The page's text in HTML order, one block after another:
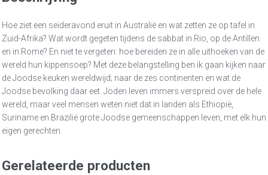
Hoe ziet een seideravond eruit in Australië en wat zetten ze op tafel in
Zuid-Afrika? Wat wordt gegeten tijdens de sabbat in Rio, op de Antillen
en in Rome? En niet te vergeten: hoe bereiden ze in alle uithoeken van de
wereld hun kippensoep? Met deze belangstelling ben ik gaan kijken naar
de Joodse keuken wereldwijd; naar de zes continenten en wat de
Joodse bevolking daar eet. Joden leven immers verspreid over de hele
wereld, maar veel mensen weten niet dat in landen als Ethiopië,
Suriname en Brazilië grote Joodse gemeenschappen leven, met elk hun
eigen gerechten.
Gerelateerde producten